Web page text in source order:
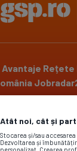
Avantaje Rețete
Atât noi, cât și
Stocarea și/sau
Dezvoltarea și